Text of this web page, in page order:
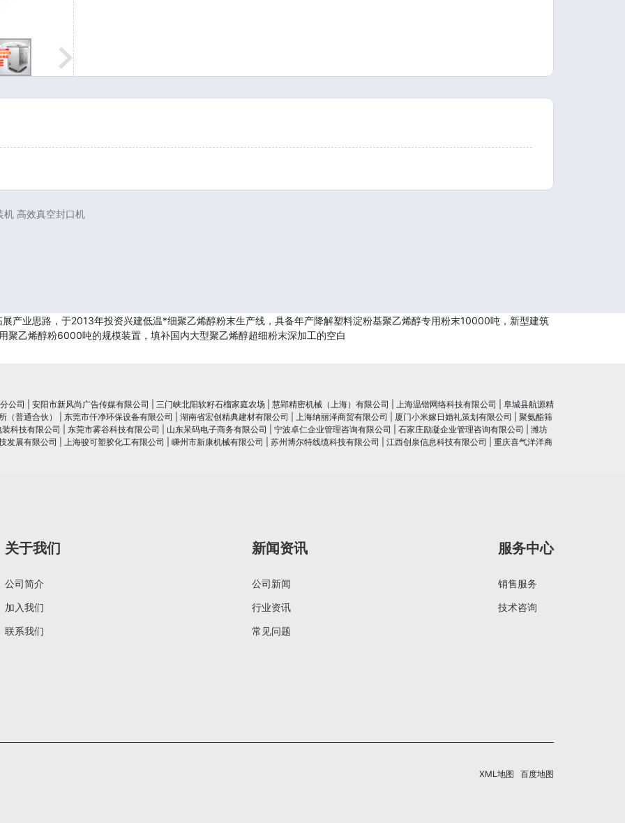
高效真空封口机
产业思路，于2013年投资兴建低温*细聚乙烯醇粉末生产线，具备年产降解塑料淀粉基聚乙烯醇专用粉末10000吨，新型建筑
乙烯醇粉6000吨的规模装置，填补国内大型聚乙烯醇超细粉末深加工的空白
公司 安阳市新风尚广告传媒有限公司 三门峡北阳软籽石榴家庭农场 慧郢精密机械（上海）有限公司 上海温锴网络科技有限公司
阜城县航源精
（普通合伙）
东莞市仟净环保设备有限公司 湖南省宏创精典建材有限公司 上海纳丽泽商贸有限公司 厦门小米嫁日婚礼策划有限公司
聚氨酯筛
科技有限公司
东莞市雾谷科技有限公司 山东呆码电子商务有限公司 宁波卓仁企业管理咨询有限公司 石家庄励凝企业管理咨询有限公司
潍坊
发展有限公司
上海骏可塑胶化工有限公司 嵊州市新康机械有限公司 苏州博尔特线缆科技有限公司 江西创泉信息科技有限公司 重庆喜气洋洋商
关于我们
公司简介
加入我们
联系我们
新闻资讯
公司新闻
行业资讯
常见问题
服务中心
销售服务
技术咨询
XML地图 百度地图